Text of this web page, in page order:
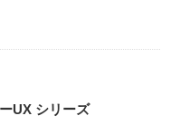
UX シリーズ